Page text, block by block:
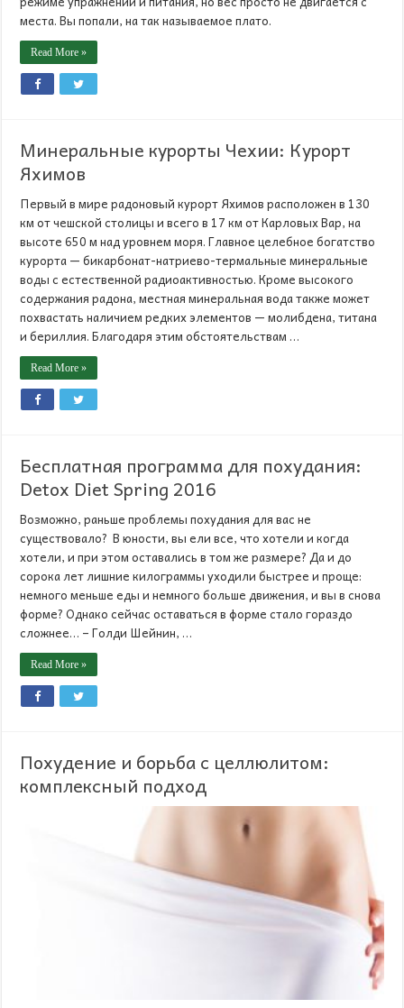
места. Вы попали, на так называемое плато.
Read More »
Минеральные курорты Чехии: Курорт
Яхимов
Первый в мире радоновый курорт Яхимов расположен в 130
км от чешской столицы и всего в 17 км от Карловых Вар, на
высоте 650 м над уровнем моря. Главное целебное богатство
курорта — бикарбонат-натриево-термальные минеральные
воды с естественной радиоактивностью. Кроме высокого
содержания радона, местная минеральная вода также может
похвастать наличием редких элементов — молибдена, титана
и бериллия. Благодаря этим обстоятельствам …
Read More »
Бесплатная программа для похудания:
Detox Diet Spring 2016
Возможно, раньше проблемы похудания для вас не
существовало? В юности, вы ели все, что хотели и когда
хотели, и при этом оставались в том же размере? Да и до
сорока лет лишние килограммы уходили быстрее и проще:
немного меньше еды и немного больше движения, и вы в снова
форме? Однако сейчас оставаться в форме стало гораздо
сложнее… – Голди Шейнин, …
Read More »
Похудение и борьба с целлюлитом:
комплексный подход